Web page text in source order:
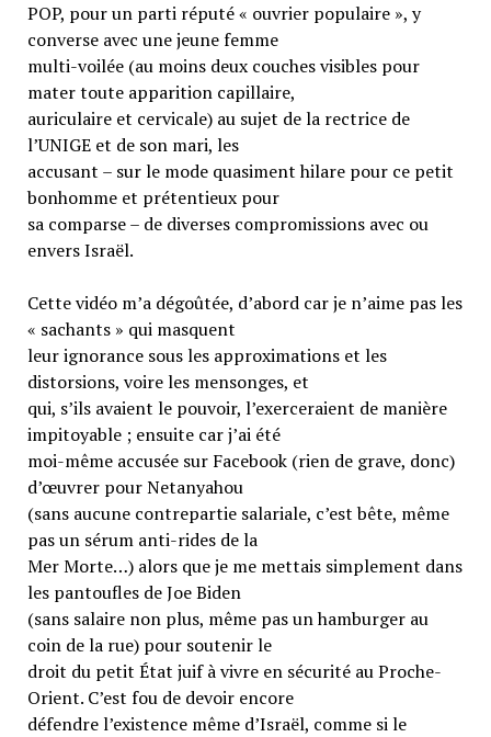
POP, pour un parti réputé « ouvrier populaire », y
converse avec une jeune femme
multi-voilée (au moins deux couches visibles pour
mater toute apparition capillaire,
auriculaire et cervicale) au sujet de la rectrice de
l’UNIGE et de son mari, les
accusant – sur le mode quasiment hilare pour ce petit
bonhomme et prétentieux pour
sa comparse – de diverses compromissions avec ou
envers Israël.
Cette vidéo m’a dégoûtée, d’abord car je n’aime pas les
« sachants » qui masquent
leur ignorance sous les approximations et les
distorsions, voire les mensonges, et
qui, s’ils avaient le pouvoir, l’exerceraient de manière
impitoyable ; ensuite car j’ai été
moi-même accusée sur Facebook (rien de grave, donc)
d’œuvrer pour Netanyahou
(sans aucune contrepartie salariale, c’est bête, même
pas un sérum anti-rides de la
Mer Morte…) alors que je me mettais simplement dans
les pantoufles de Joe Biden
(sans salaire non plus, même pas un hamburger au
coin de la rue) pour soutenir le
droit du petit État juif à vivre en sécurité au Proche-
Orient. C’est fou de devoir encore
défendre l’existence même d’Israël, comme si le